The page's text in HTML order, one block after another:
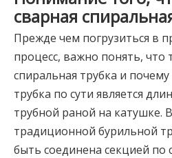
сварная
Прежде чем погрузиться в
процесс, важно понять, что
спиральная трубка и
трубка по сути является
трубной раной на катушке.
традиционной бурильной
быть соединена секцией по